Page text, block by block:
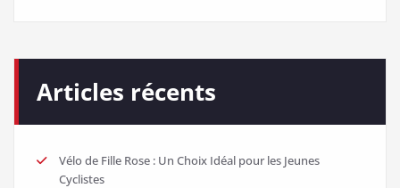
Articles récents
Vélo de Fille Rose : Un Choix Idéal pour les Jeunes
Cyclistes